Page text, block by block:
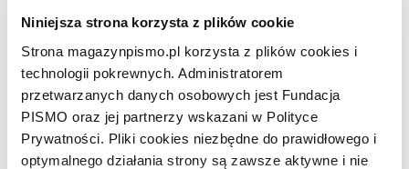
Niniejsza strona korzysta z plików cookie
Strona magazynpismo.pl korzysta z plików cookies i
technologii pokrewnych. Administratorem
przetwarzanych danych osobowych jest Fundacja
PISMO oraz jej partnerzy wskazani w Polityce
Prywatności. Pliki cookies niezbędne do prawidłowego i
optymalnego działania strony są zawsze aktywne i nie